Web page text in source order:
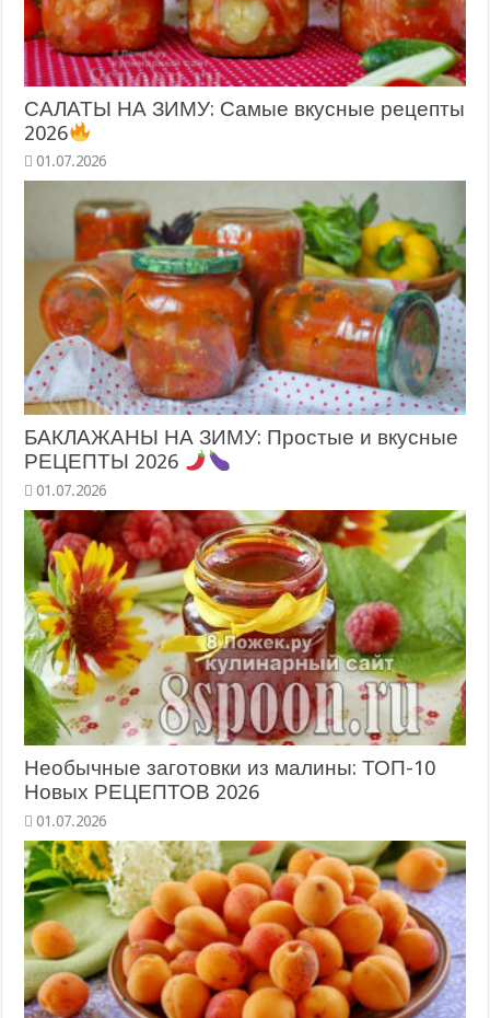
САЛАТЫ НА ЗИМУ: Самые вкусные рецепты
2026
БАКЛАЖАНЫ НА ЗИМУ: Простые и вкусные
РЕЦЕПТЫ 2026
Необычные заготовки из малины: ТОП-10
Новых РЕЦЕПТОВ 2026